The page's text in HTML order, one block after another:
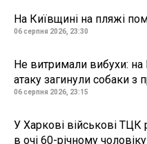
На Київщині на пляжі
06 серпня 2026, 23:30
Не витримали вибухи: на
атаку загинули собаки з
06 серпня 2026, 23:15
У Харкові військові ТЦК
в очі 60-річному чоловіку